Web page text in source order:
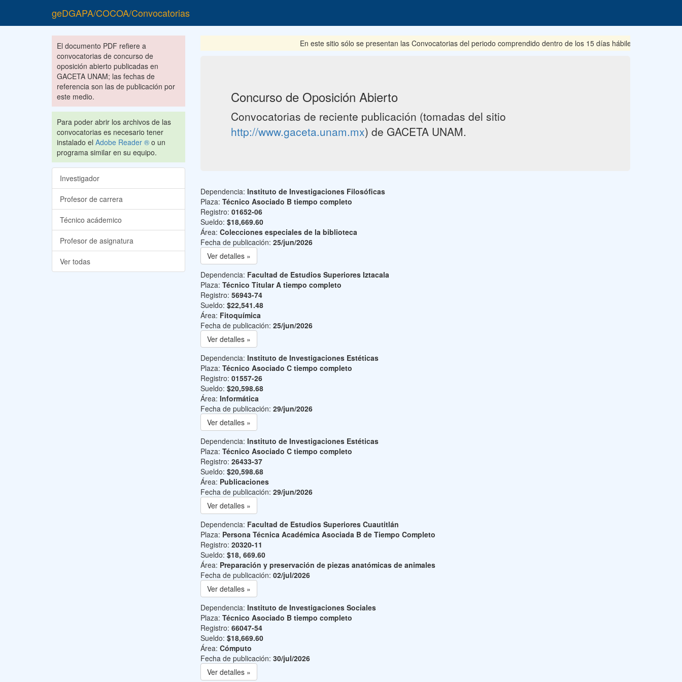
geDGAPA/COCOA/Convocatorias
El documento PDF refiere a
convocatorias de concurso de
oposición abierto publicadas en
GACETA UNAM; las fechas de
referencia son las de publicación por
este medio.
Para poder abrir los archivos de las
convocatorias es necesario tener
instalado el Adobe Reader ® o un
programa similar en su equipo.
Investigador
Profesor de carrera
Técnico acádemico
Profesor de asignatura
Ver todas
En este sitio sólo se presentan las Convocatorias del periodo comprendido dentro de los 15 días hábiles posteriores a
Concurso de Oposición Abierto
Convocatorias de reciente publicación (tomadas del sitio
http://www.gaceta.unam.mx) de GACETA UNAM.
Dependencia: Instituto de Investigaciones Filosóficas
Plaza: Técnico Asociado B tiempo completo
Registro: 01652-06
Sueldo: $18,669.60
Área: Colecciones especiales de la biblioteca
Fecha de publicación: 25/jun/2026
Ver detalles »
Dependencia: Facultad de Estudios Superiores Iztacala
Plaza: Técnico Titular A tiempo completo
Registro: 56943-74
Sueldo: $22,541.48
Área: Fitoquímica
Fecha de publicación: 25/jun/2026
Ver detalles »
Dependencia: Instituto de Investigaciones Estéticas
Plaza: Técnico Asociado C tiempo completo
Registro: 01557-26
Sueldo: $20,598.68
Área: Informática
Fecha de publicación: 29/jun/2026
Ver detalles »
Dependencia: Instituto de Investigaciones Estéticas
Plaza: Técnico Asociado C tiempo completo
Registro: 26433-37
Sueldo: $20,598.68
Área: Publicaciones
Fecha de publicación: 29/jun/2026
Ver detalles »
Dependencia: Facultad de Estudios Superiores Cuautitlán
Plaza: Persona Técnica Académica Asociada B de Tiempo Completo
Registro: 20320-11
Sueldo: $18, 669.60
Área: Preparación y preservación de piezas anatómicas de animales
Fecha de publicación: 02/jul/2026
Ver detalles »
Dependencia: Instituto de Investigaciones Sociales
Plaza: Técnico Asociado B tiempo completo
Registro: 66047-54
Sueldo: $18,669.60
Área: Cómputo
Fecha de publicación: 30/jul/2026
Ver detalles »